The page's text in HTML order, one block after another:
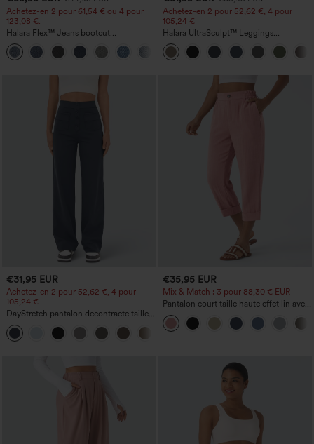
Achetez-en 2 pour 61,54 € ou 4 pour
123,08 €.
Halara Flex™ Jeans bootcut
décontractés taille haute, effet délavé,
avec poches
+5
Achetez-en 2 pour 52,62 €, 4 pour
105,24 €
Halara UltraSculpt™ Leggings
d'entraînement sculptants taille haute,
effet ventre plat, avec poche
€31,95 EUR
Achetez-en 2 pour 52,62 €, 4 pour
105,24 €
DayStretch pantalon décontracté taille
haute avec poches et coupe droite
€35,95 EUR
Mix & Match : 3 pour 88,30 € EUR
Pantalon court taille haute effet lin avec
poche zippée